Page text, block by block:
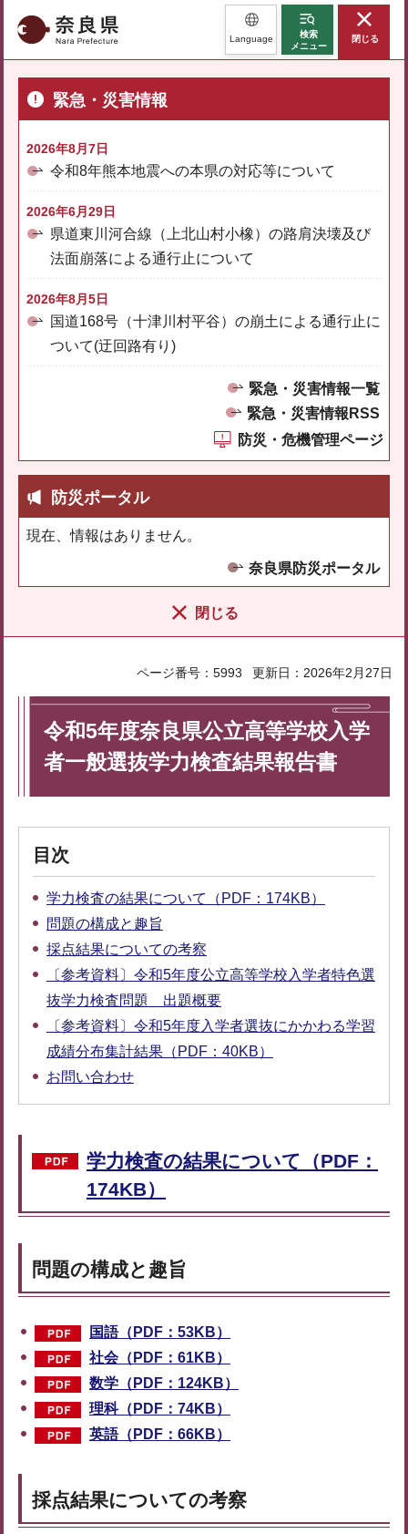
奈良県 Language
検索
メニュー
閉じる
緊急・災害情報
2026年8月7日
令和8年熊本地震への本県の対応等について
2026年6月29日
県道東川河合線（上北山村小橡）の路肩決壊及び
法面崩落による通行止について
2026年8月5日
国道168号（十津川村平谷）の崩土による通行止に
ついて(迂回路有り)
緊急・災害情報一覧
緊急・災害情報RSS
防災・危機管理ページ
防災ポータル
現在、情報はありません。
奈良県防災ポータル
閉じる
ページ番号：5993 更新日：2026年2月27日
令和5年度奈良県公立高等学校入学
者一般選抜学力検査結果報告書
目次
学力検査の結果について（PDF：174KB）
問題の構成と趣旨
採点結果についての考察
〔参考資料〕令和5年度公立高等学校入学者特色選
抜学力検査問題 出題概要
〔参考資料〕令和5年度入学者選抜にかかわる学習
成績分布集計結果（PDF：40KB）
お問い合わせ
学力検査の結果について（PDF：
174KB）
問題の構成と趣旨
国語（PDF：53KB）
社会（PDF：61KB）
数学（PDF：124KB）
理科（PDF：74KB）
英語（PDF：66KB）
採点結果についての考察